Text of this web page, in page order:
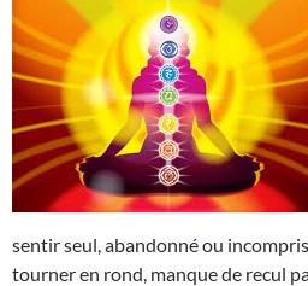
sentir seul, abandonné ou
tourner en rond, manque de recul